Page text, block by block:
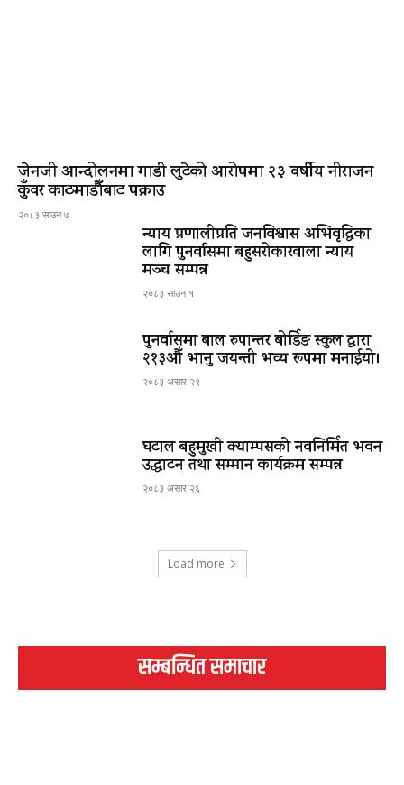
जेनजी आन्दोलनमा गाडी लुटेको आरोपमा २३ वर्षीय नीराजन
कुँवर काठमाडौँबाट पक्राउ
२०८३ साउन ७
न्याय प्रणालीप्रति जनविश्वास अभिवृद्धिका
लागि पुनर्वासमा बहुसरोकारवाला न्याय
मञ्च सम्पन्न
२०८३ साउन १
पुनर्वासमा बाल रुपान्तर बोर्डिङ स्कुल द्धारा
२१३औँ भानु जयन्ती भव्य रूपमा मनाईयो।
२०८३ असार २९
घटाल बहुमुखी क्याम्पसको नवनिर्मित भवन
उद्घाटन तथा सम्मान कार्यक्रम सम्पन्न
२०८३ असार २६
Load more
सम्बन्धित समाचार